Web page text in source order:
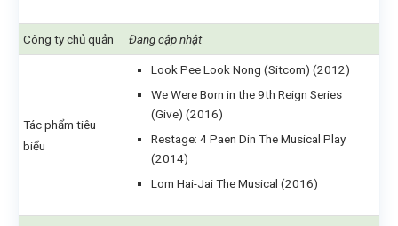
Công ty chủ quản Đang cập nhật
Tác phẩm tiêu
biểu
Look Pee Look Nong (Sitcom) (2012)
We Were Born in the 9th Reign Series
(Give) (2016)
Restage: 4 Paen Din The Musical Play
(2014)
Lom Hai-Jai The Musical (2016)